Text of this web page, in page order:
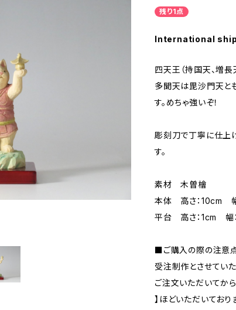
残り1点
International
四天王（持国天、増長
多聞天は毘沙門天と
す。めちゃ強いぞ！
彫刻刀で丁寧に仕上
す。
素材 木曽檜
本体 高さ：10cm 幅
平台 高さ：1cm 幅
■ご購入の際の注意
受注制作とさせていた
ご注文いただいてから
】ほどいただいており